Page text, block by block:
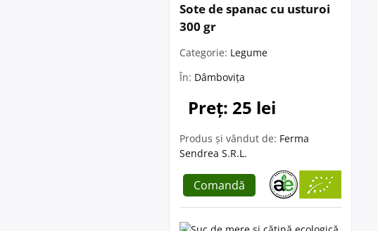
Sote de spanac cu usturoi
300 gr
Categorie: Legume
În: Dâmbovița
Preț: 25 lei
Produs și vândut de: Ferma
Sendrea S.R.L.
Comandă